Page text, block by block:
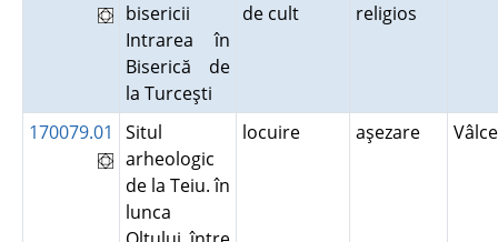
bisericii
Intrarea în
Biserică de
la Turceşti
de cult
religios
170079.01
Situl
arheologic
de la Teiu. în
lunca
locuire aşezare